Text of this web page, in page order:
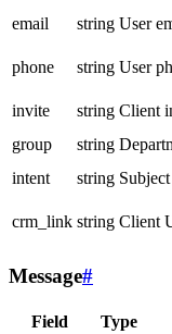
email
string User
phone
string User
invite
string Client
group
string
intent
string
crm_link string Client
Message#
Field Type